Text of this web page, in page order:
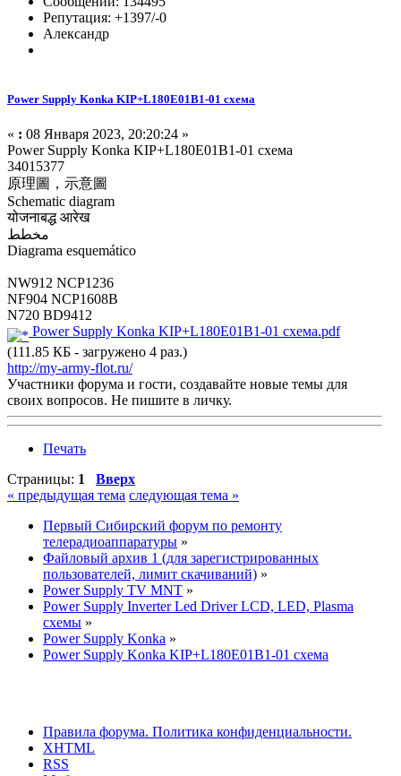
Репутация: +1397/-0
Александр
Power Supply Konka KIP+L180E01B1-01 схема
« : 08 Января 2023, 20:20:24 »
Power Supply Konka KIP+L180E01B1-01 схема
34015377
原理圖，示意圖
Schematic diagram
योजनाबद्ध आरेख
مخطط
Diagrama esquemático
NW912 NCP1236
NF904 NCP1608B
N720 BD9412
Power Supply Konka KIP+L180E01B1-01 схема.pdf
(111.85 КБ - загружено 4 раз.)
http://my-army-flot.ru/
Участники форума и гости, создавайте новые темы для
своих вопросов. Не пишите в личку.
Печать
Страницы: 1
Вверх
« предыдущая тема следующая тема »
Первый Сибирский форум по ремонту
телерадиоаппаратуры »
Файловый архив 1 (для зарегистрированных
пользователей, лимит скачиваний) »
Power Supply TV MNT »
Power Supply Inverter Led Driver LCD, LED, Plasma
схемы »
Power Supply Konka »
Power Supply Konka KIP+L180E01B1-01 схема
Правила форума. Политика конфиденциальности.
XHTML
RSS